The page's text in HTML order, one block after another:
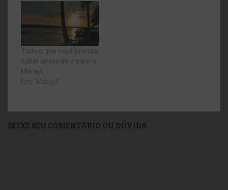
Tudo o que você precisa
saber antes de ir para o
Marajó
DEIXE SEU COMENTÁRIO OU DÚVIDA